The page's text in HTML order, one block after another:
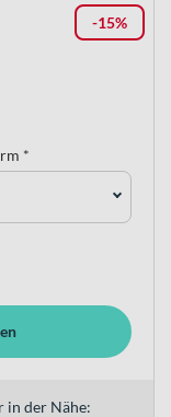
-15%
*
in der Nähe: